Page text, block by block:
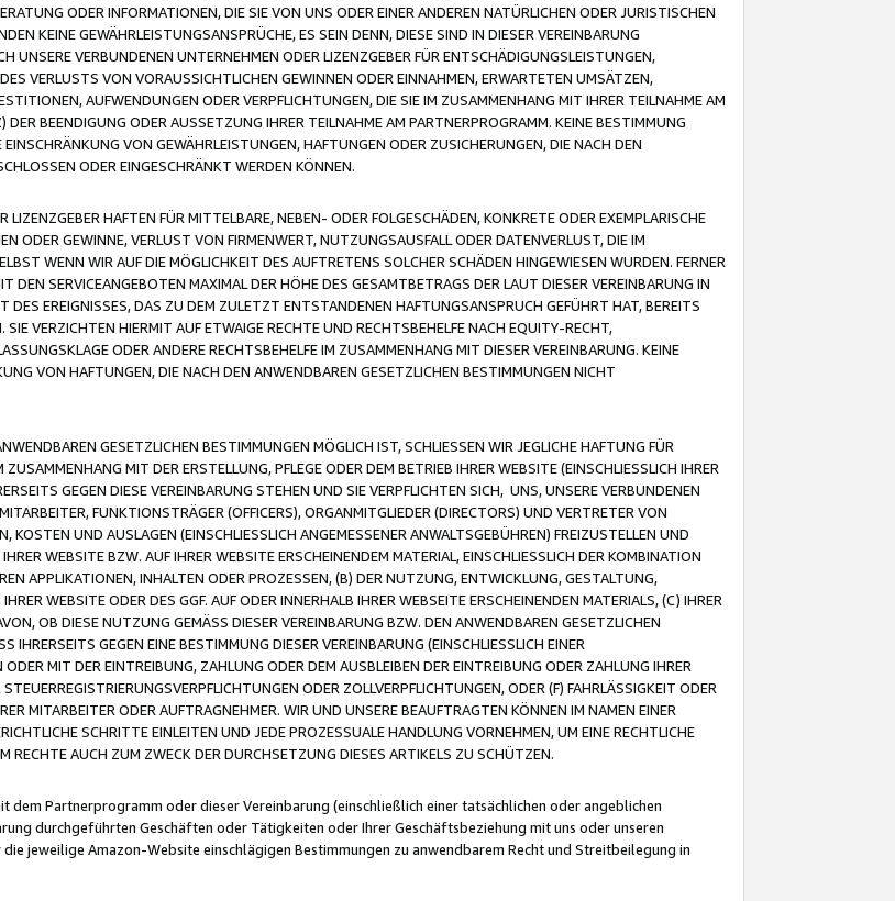
ODER INFORMATIONEN, DIE SIE VON UNS ODER EINER ANDEREN NATÜRLICHEN ODER JURISTISCHEN
KEINE GEWÄHRLEISTUNGSANSPRÜCHE, ES SEIN DENN, DIESE SIND IN DIESER VEREINBARUNG
UNSERE VERBUNDENEN UNTERNEHMEN ODER LIZENZGEBER FÜR ENTSCHÄDIGUNGSLEISTUNGEN,
VERLUSTS VON VORAUSSICHTLICHEN GEWINNEN ODER EINNAHMEN, ERWARTETEN UMSÄTZEN,
AUFWENDUNGEN ODER VERPFLICHTUNGEN, DIE SIE IM ZUSAMMENHANG MIT IHRER TEILNAHME AM
BEENDIGUNG ODER AUSSETZUNG IHRER TEILNAHME AM PARTNERPROGRAMM. KEINE BESTIMMUNG
VON GEWÄHRLEISTUNGEN, HAFTUNGEN ODER ZUSICHERUNGEN, DIE NACH DEN
ODER EINGESCHRÄNKT WERDEN KÖNNEN.
HAFTEN FÜR MITTELBARE, NEBEN- ODER FOLGESCHÄDEN, KONKRETE ODER EXEMPLARISCHE
ODER GEWINNE, VERLUST VON FIRMENWERT, NUTZUNGSAUSFALL ODER DATENVERLUST, DIE IM
WENN WIR AUF DIE MÖGLICHKEIT DES AUFTRETENS SOLCHER SCHÄDEN HINGEWIESEN WURDEN. FERNER
SERVICEANGEBOTEN MAXIMAL DER HÖHE DES GESAMTBETRAGS DER LAUT DIESER VEREINBARUNG IN
EREIGNISSES, DAS ZU DEM ZULETZT ENTSTANDENEN HAFTUNGSANSPRUCH GEFÜHRT HAT, BEREITS
VERZICHTEN HIERMIT AUF ETWAIGE RECHTE UND RECHTSBEHELFE NACH EQUITY-RECHT,
ODER ANDERE RECHTSBEHELFE IM ZUSAMMENHANG MIT DIESER VEREINBARUNG. KEINE
VON HAFTUNGEN, DIE NACH DEN ANWENDBAREN GESETZLICHEN BESTIMMUNGEN NICHT
GESETZLICHEN BESTIMMUNGEN MÖGLICH IST, SCHLIESSEN WIR JEGLICHE HAFTUNG FÜR
MIT DER ERSTELLUNG, PFLEGE ODER DEM BETRIEB IHRER WEBSITE (EINSCHLIESSLICH IHRER
GEGEN DIESE VEREINBARUNG STEHEN UND SIE VERPFLICHTEN SICH, UNS, UNSERE VERBUNDENEN
FUNKTIONSTRÄGER (OFFICERS), ORGANMITGLIEDER (DIRECTORS) UND VERTRETER VON
UND AUSLAGEN (EINSCHLIESSLICH ANGEMESSENER ANWALTSGEBÜHREN) FREIZUSTELLEN UND
WEBSITE BZW. AUF IHRER WEBSITE ERSCHEINENDEM MATERIAL, EINSCHLIESSLICH DER KOMBINATION
APPLIKATIONEN, INHALTEN ODER PROZESSEN, (B) DER NUTZUNG, ENTWICKLUNG, GESTALTUNG,
WEBSITE ODER DES GGF. AUF ODER INNERHALB IHRER WEBSEITE ERSCHEINENDEN MATERIALS, (C) IHRER
OB DIESE NUTZUNG GEMÄSS DIESER VEREINBARUNG BZW. DEN ANWENDBAREN GESETZLICHEN
GEGEN EINE BESTIMMUNG DIESER VEREINBARUNG (EINSCHLIESSLICH EINER
MIT DER EINTREIBUNG, ZAHLUNG ODER DEM AUSBLEIBEN DER EINTREIBUNG ODER ZAHLUNG IHRER
ODER ZOLLVERPFLICHTUNGEN, ODER (F) FAHRLÄSSIGKEIT ODER
MITARBEITER ODER AUFTRAGNEHMER. WIR UND UNSERE BEAUFTRAGTEN KÖNNEN IM NAMEN EINER
SCHRITTE EINLEITEN UND JEDE PROZESSUALE HANDLUNG VORNEHMEN, UM EINE RECHTLICHE
RECHTE AUCH ZUM ZWECK DER DURCHSETZUNG DIESES ARTIKELS ZU SCHÜTZEN.
Partnerprogramm oder dieser Vereinbarung (einschließlich einer tatsächlichen oder angeblichen
durchgeführten Geschäften oder Tätigkeiten oder Ihrer Geschäftsbeziehung mit uns oder unseren
jeweilige Amazon-Website einschlägigen Bestimmungen zu anwendbarem Recht und Streitbeilegung in